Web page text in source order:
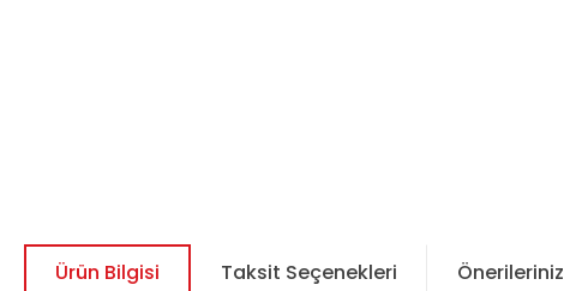
Ürün Bilgisi Taksit Seçenekleri Önerileriniz